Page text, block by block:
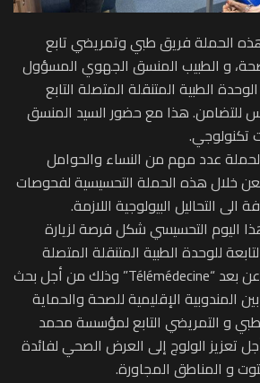
الحملة فريق طبي وتمريضي تابع
و الطبيب المنسق الجهوي المسؤول
الطبية المتنقلة المتصلة التابع
هذا مع حضور السيد المنسق
تكنولوجي.
عدد مهم من النساء والحوامل
خلال هذه الحملة التحسيسية لفحوصات
الى التحاليل البيولوجية اللازمة.
اليوم التحسيسي شكل فرصة لزيارة
للوحدة الطبية المتنقلة المتصلة
المزودة بخاصية الطب عن بعد “Télémédecine” وذلك من أجل بحث
المندوبية الإقليمية للصحة والحماية
و التمريضي التابع لمؤسسة محمد
تعزيز الولوج إلى العرض الصحي لفائدة
و المناطق المجاورة.